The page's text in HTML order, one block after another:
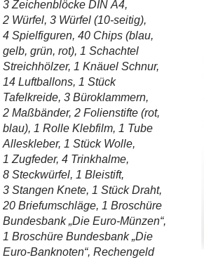
3 Zeichenblöcke DIN A4,
2 Würfel, 3 Würfel (10-seitig),
4 Spielfiguren, 40 Chips (blau,
gelb, grün, rot), 1 Schachtel
Streichhölzer, 1 Knäuel Schnur,
14 Luftballons, 1 Stück
Tafelkreide, 3 Büroklammern,
2 Maßbänder, 2 Folienstifte (rot,
blau), 1 Rolle Klebfilm, 1 Tube
Alleskleber, 1 Stück Wolle,
1 Zugfeder, 4 Trinkhalme,
8 Steckwürfel, 1 Bleistift,
3 Stangen Knete, 1 Stück Draht,
20 Briefumschläge, 1 Broschüre
Bundesbank „Die Euro-Münzen“,
1 Broschüre Bundesbank „Die
Euro-Banknoten“, Rechengeld